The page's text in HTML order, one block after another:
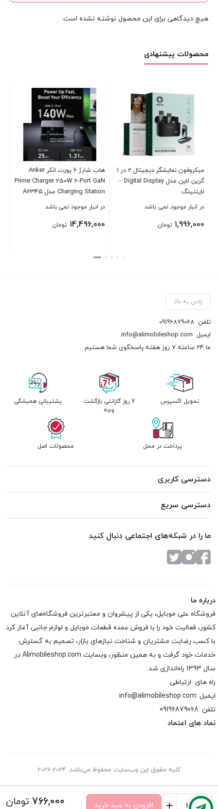
766,000 تومان -
+ افزودن به سبد خرید
هیچ دیدگاهی برای این محصول نوشته نشده است.
محصولات پیشنهادی
میکروفون نمایشگر دیجیتال 2 در 1
گرین لاین مدل Digital Display –
لایتنینگ
در انبار موجود نمی باشد
1,996,000 تومان
هاب شارژ ۶ پورت انکر Anker
Prime Charger 250W 6-Port GaN
Charging Station مدل A2345
در انبار موجود نمی باشد
14,496,000 تومان
بستن
رفتن به بالا
تلفن 09196879068
ایمیل info@alimobileshop.com
ما 24 ساعته 7 روز هفته پاسخگوی شما هستیم
تحویل اکسپرس
7 روز گارانتی بازگشت
وجه
پشتیبانی همیشگی
پرداخت در محل محصولات اصل
دسترسی کاربری
دسترسی سریع
ما را در شبکه‌های اجتماعی دنبال کنید
درباره ما
فروشگاه علی موبایل، یکی از پیشروان و معتبرترین فروشگاه‌های آنلاین
کشور، فعالیت خود را با فروش عمده قطعات موبایل و لوازم جانبی آغاز کرد.
با کسب رضایت مشتریان و شناخت نیازهای بازار، تصمیم به گسترش
خدمات خود گرفت و به همین منظور، وبسایت Alimobileshop.com در
سال 1393 راه‌اندازی شد.
راه های ارتباطی:
ایمیل :info@alimobileshop.com
تلفن :09196879068
نماد های اعتماد
کلیه حقوق این وب‌سایت محفوظ می‌باشد. 2024-2026